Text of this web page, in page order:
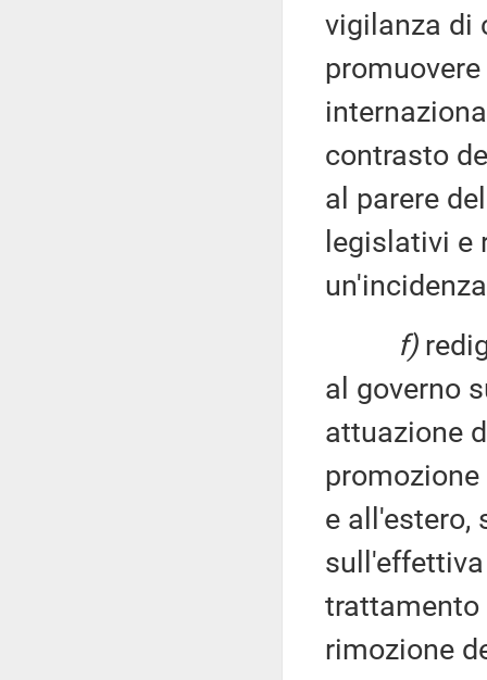
vigilanza di
contrasto
al parere
legislativi e
f)
al governo
attuazione
e all'estero,
trattamento
rimozione